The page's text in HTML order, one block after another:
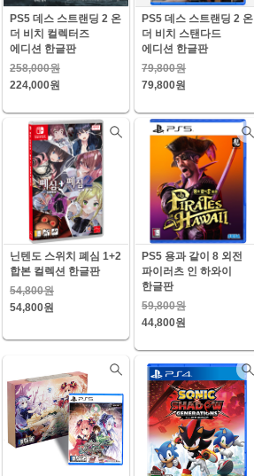
PS5 데스 스트랜딩 2 온
더 비치 컬렉터즈
에디션 한글판
258,000원
224,000원
PS5 데스 스트랜딩 2 온
더 비치 스탠다드
에디션 한글판
79,800원
79,800원
닌텐도 스위치 폐심 1+2
합본 컬렉션 한글판
54,800원
54,800원
PS5 용과 같이 8 외전
파이러츠 인 하와이
한글판
59,800원
44,800원